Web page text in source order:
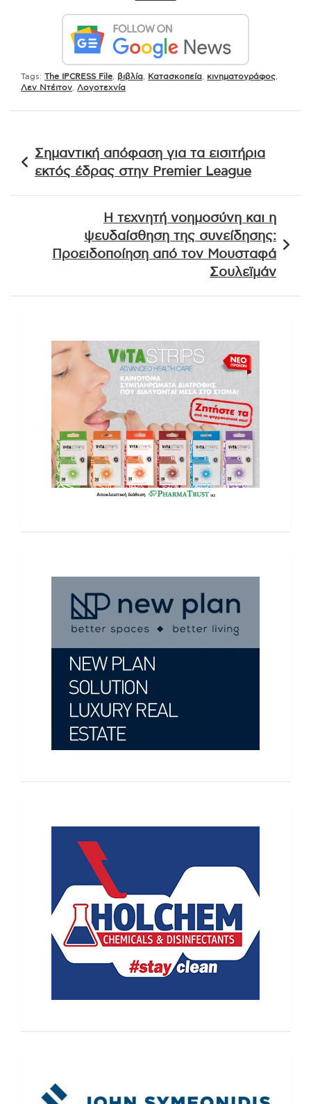
Tags: The IPCRESS File βιβλία Κατασκοπεία κινηματογράφος
Λεν Ντέιτον
Λογοτεχνία
άρθρων
Σημαντική απόφαση για τα εισιτήρια
εκτός έδρας στην Premier League
Η τεχνητή νοημοσύνη και η
ψευδαίσθηση της συνείδησης:
Προειδοποίηση από τον Μουσταφά
Σουλεϊμάν